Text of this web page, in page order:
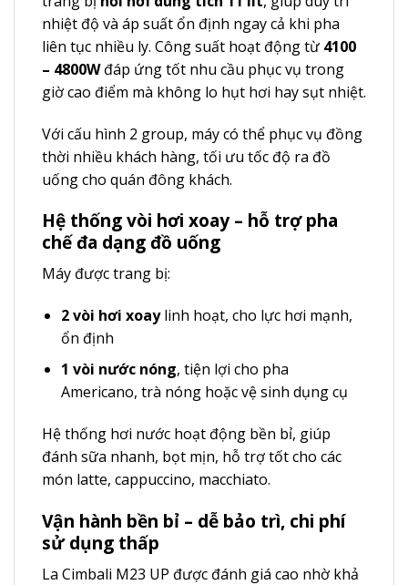
nhiệt độ và áp suất ổn định ngay cả khi pha
liên tục nhiều ly. Công suất hoạt động từ 4100
– 4800Wđáp ứng tốt nhu cầu phục vụ trong
giờ cao điểm mà không lo hụt hơi hay sụt nhiệt.
Với cấu hình 2 group, máy có thể phục vụ đồng
thời nhiều khách hàng, tối ưu tốc độ ra đồ
uống cho quán đông khách.
Hệ thống vòi hơi xoay – hỗ trợ pha
chế đa dạng đồ uống
Máy được trang bị:
2 vòi hơi xoaylinh hoạt, cho lực hơi mạnh,
ổn định
1 vòi nước nóng, tiện lợi cho pha
Americano, trà nóng hoặc vệ sinh dụng cụ
Hệ thống hơi nước hoạt động bền bỉ, giúp
đánh sữa nhanh, bọt mịn, hỗ trợ tốt cho các
món latte, cappuccino, macchiato.
Vận hành bền bỉ – dễ bảo trì, chi phí
sử dụng thấp
La Cimbali M23 UP được đánh giá cao nhờ khả